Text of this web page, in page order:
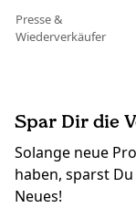
Presse &
Wiederverkäufer
Spar Dir die
Solange neue
haben, sparst
Neues!